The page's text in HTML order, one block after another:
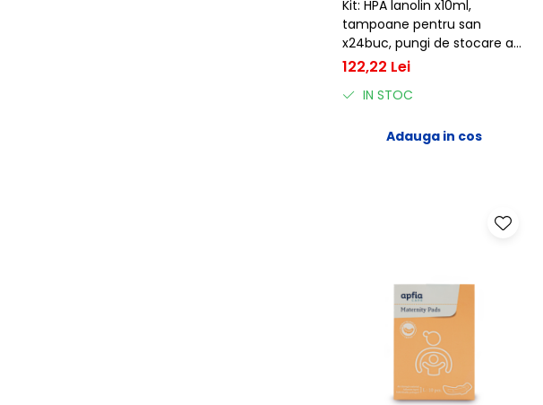
Kit: HPA lanolin x10ml,
tampoane pentru san
x24buc, pungi de stocare a
laptelui x25buc
122,22 Lei
IN STOC
Adauga in cos